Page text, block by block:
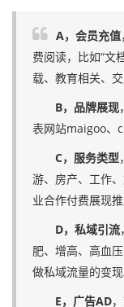
A，会员充值
费阅读，比如“文
载、教育相关、交
B，品牌展现
表网站maigoo、
C，服务类型
游、房产、工作
业合作付费展现
D，私域引流
肥、增高、高血
做私域流量的变现
E，广告AD